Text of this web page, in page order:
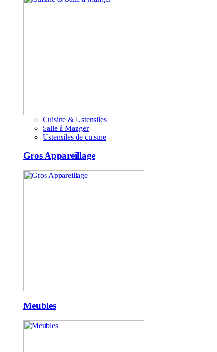
Cuisine & Ustensiles
Salle à Manger
Ustensiles de cuisine
Gros Appareillage
Meubles